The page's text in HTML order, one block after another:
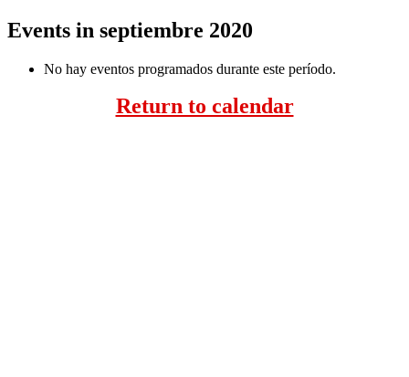
Events in septiembre 2020
No hay eventos programados durante este período.
Return to calendar